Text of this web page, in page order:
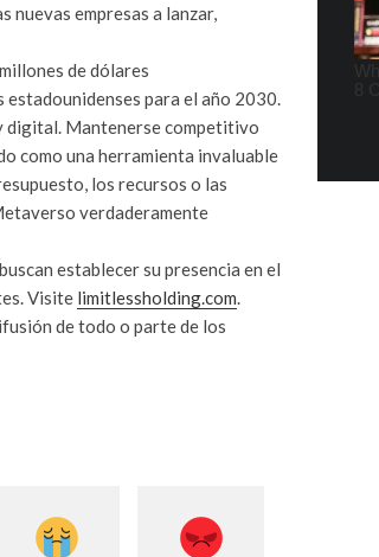
nuevas empresas a lanzar,
de dólares
para el año 2030.
digital. Mantenerse competitivo
como una herramienta invaluable
los recursos o las
verdaderamente
establecer su presencia en el
Visite limitlessholding.com.
de todo o parte de los